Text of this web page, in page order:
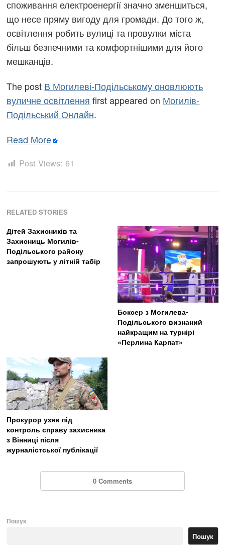
споживання електроенергії значно зменшиться,
що несе пряму вигоду для громади. До того ж,
освітлення робить вулиці та провулки міста
більш безпечними та комфортнішими для його
мешканців.
The post В Могилеві-Подільському оновлюють
вуличне освітлення first appeared on Могилів-
Подільський Онлайн.
Read More
Post Views: 61
RELATED STORIES
Дітей Захисників та
Захисниць Могилів-
Подільського району
запрошують у літній табір
Боксер з Могилева-
Подільського визнаний
найкращим на турнірі
«Перлина Карпат»
Прокурор узяв під
контроль справу захисника
з Вінниці після
журналістської публікації
0 Comments
Пошук
Пошук